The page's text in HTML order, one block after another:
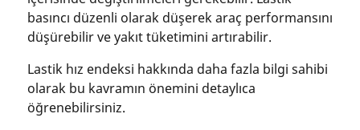
basıncı düzenli olarak düşerek araç performansını
düşürebilir ve yakıt tüketimini artırabilir.
Lastik hız endeksi hakkında daha fazla bilgi sahibi
olarak bu kavramın önemini detaylıca
öğrenebilirsiniz.